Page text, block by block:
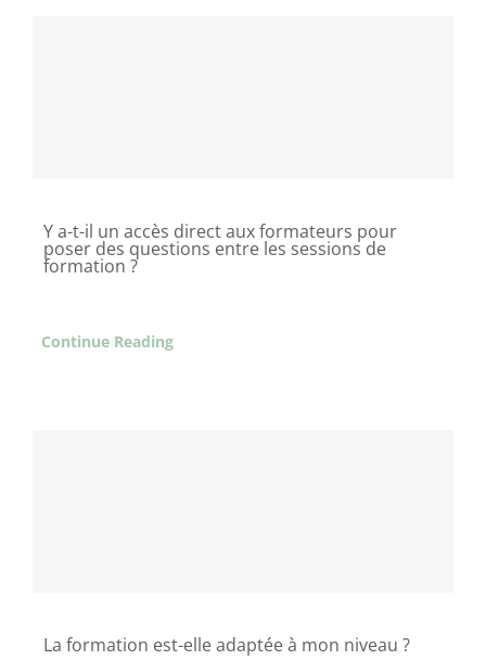
Y a-t-il un accès direct aux formateurs pour
poser des questions entre les sessions de
formation ?
Continue Reading
La formation est-elle adaptée à mon niveau ?